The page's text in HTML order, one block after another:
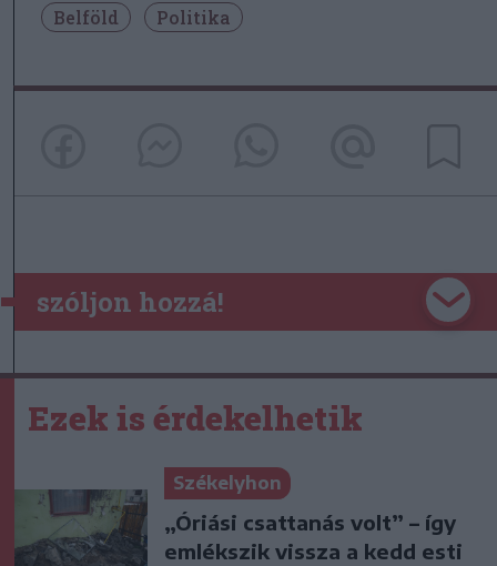
Belföld Politika
szóljon hozzá!
Ezek is érdekelhetik
Székelyhon
„Óriási csattanás volt” – így
emlékszik vissza a kedd esti